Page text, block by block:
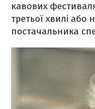
кавових
третьої хвилі або
постачальника